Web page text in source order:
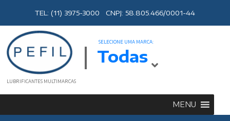
TEL: (11) 3975-3000 CNPJ: 58.805.466/0001-44
LUBRIFICANTES MULTIMARCAS
SELECIONE UMA MARCA:
Todas
MENU